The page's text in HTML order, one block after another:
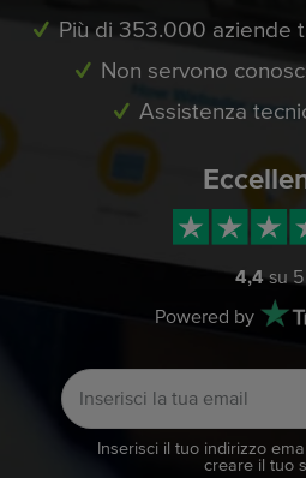
Più di 353.000 aziende
Non servono
Assistenza
4,4su 5
Powered by
Inserisci il tuo indirizzo
creare il tuo